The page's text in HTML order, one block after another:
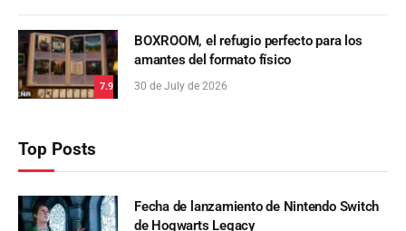
7.9
BOXROOM, el refugio perfecto para los
amantes del formato físico
30 de July de 2026
Top Posts
Fecha de lanzamiento de Nintendo Switch
de Hogwarts Legacy